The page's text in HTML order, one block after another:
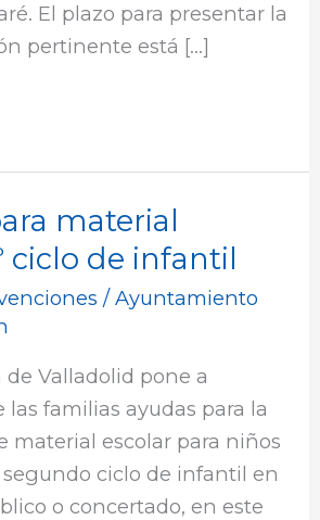
El plazo para presentar la
pertinente está […]
material
ciclo de infantil
/Ayuntamiento
Valladolid pone a
las familias ayudas para la
material escolar para niños
ciclo de infantil en
o concertado, en este